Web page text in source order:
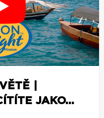
|
JAKO...